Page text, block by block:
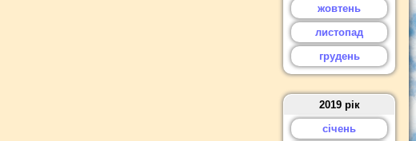
жовтень
листопад
грудень
2019 рік
січень